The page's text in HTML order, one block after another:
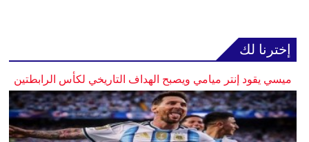
إخترنا لك
ميسي يقود إنتر ميامي ويصبح الهداف التاريخي لكأس الرابطتين